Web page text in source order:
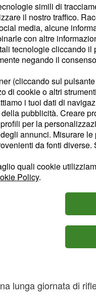
vanno
avere molte
La coppia non
un
e tenere a
delle difficoltà alla
I single devono
sfera lavorativa è il
solitari sono molto
possibili delle nuove
lunga giornata di
simili di
il nostro traffico.
media, alcune
con altre
tecnologie cliccando il
negando il
(cliccando sul pulsante
di cookie o altri
i tuoi dati di
pubblicità. Creare
per la
annunci. Misurare
da fonti
quali cookie
Policy.